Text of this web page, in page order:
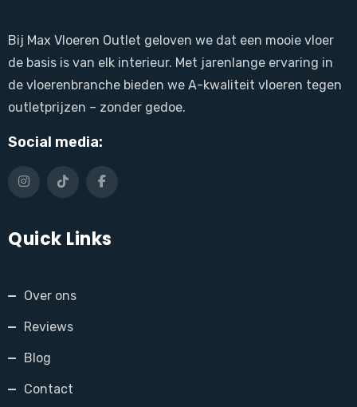
Bij Max Vloeren Outlet geloven we dat een mooie vloer
de basis is van elk interieur. Met jarenlange ervaring in
de vloerenbranche bieden we A-kwaliteit vloeren tegen
outletprijzen – zonder gedoe.
Social media:
Quick Links
Over ons
Reviews
Blog
Contact